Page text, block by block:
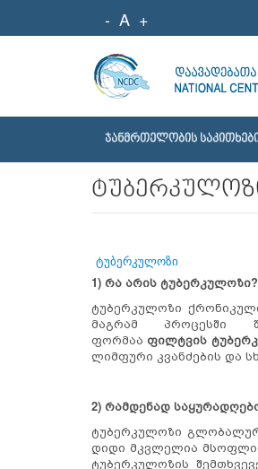
- A +
ᲯᲐᲜᲛᲠᲗᲔᲚᲝᲑᲘᲡ
ტუბერკულოზი
1) რა არის ტუბერკულოზი?
ტუბერკულოზი
მაგრამ პროცესში
ფორმააფილტვის
ლიმფური კვანძების და
2) რამდენად
ტუბერკულოზი
დიდი მკვლელია
ტუბერკულოზის